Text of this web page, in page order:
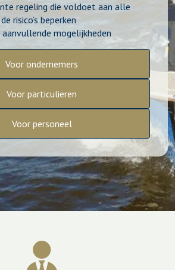
regeling die voldoet aan alle
risico’s beperken
mogelijkheden
Voor ondernemers
Voor particulieren
Voor personeel